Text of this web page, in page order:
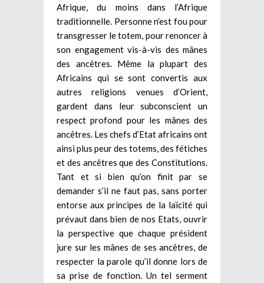
Afrique, du moins dans l’Afrique
traditionnelle. Personne n’est fou pour
transgresser le totem, pour renoncer à
son engagement vis-à-vis des mânes
des ancêtres. Même la plupart des
Africains qui se sont convertis aux
autres religions venues d’Orient,
gardent dans leur subconscient un
respect profond pour les mânes des
ancêtres. Les chefs d’Etat africains ont
ainsi plus peur des totems, des fétiches
et des ancêtres que des Constitutions.
Tant et si bien qu’on finit par se
demander s’il ne faut pas, sans porter
entorse aux principes de la laïcité qui
prévaut dans bien de nos Etats, ouvrir
la perspective que chaque président
jure sur les mânes de ses ancêtres, de
respecter la parole qu’il donne lors de
sa prise de fonction. Un tel serment